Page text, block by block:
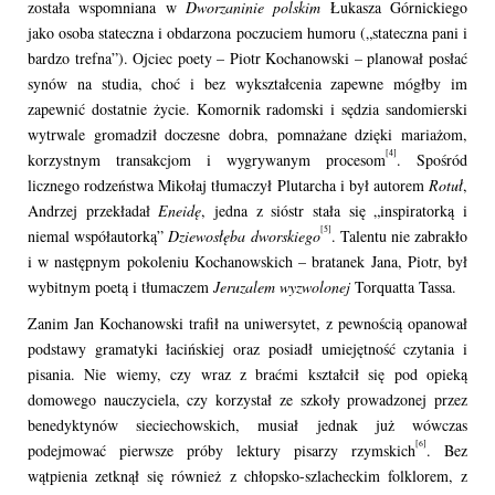
została wspomniana w Dworzaninie polskim Łukasza Górnickiego
jako osoba stateczna i obdarzona poczuciem humoru („stateczna pani i
bardzo trefna”). Ojciec poety – Piotr Kochanowski – planował posłać
synów na studia, choć i bez wykształcenia zapewne mógłby im
zapewnić dostatnie życie. Komornik radomski i sędzia sandomierski
wytrwale gromadził doczesne dobra, pomnażane dzięki mariażom,
korzystnym transakcjom i wygrywanym procesom[4] . Spośród
licznego rodzeństwa Mikołaj tłumaczył Plutarcha i był autorem Rotuł,
Andrzej przekładałEneidę, jedna z sióstr stała się „inspiratorką i
niemal współautorką”Dziewosłęba dworskiego[5] . Talentu nie zabrakło
i w następnym pokoleniu Kochanowskich – bratanek Jana, Piotr, był
wybitnym poetą i tłumaczem Jeruzalem wyzwolonej Torquatta Tassa.
Zanim Jan Kochanowski trafił na uniwersytet, z pewnością opanował
podstawy gramatyki łacińskiej oraz posiadł umiejętność czytania i
pisania. Nie wiemy, czy wraz z braćmi kształcił się pod opieką
domowego nauczyciela, czy korzystał ze szkoły prowadzonej przez
benedyktynów sieciechowskich, musiał jednak już wówczas
podejmować pierwsze próby lektury pisarzy rzymskich[6] . Bez
wątpienia zetknął się również z chłopsko-szlacheckim folklorem, z